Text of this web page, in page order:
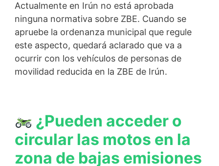
Actualmente en Irún no está aprobada
ninguna normativa sobre ZBE. Cuando se
apruebe la ordenanza municipal que regule
este aspecto, quedará aclarado que va a
ocurrir con los vehículos de personas de
movilidad reducida en la ZBE de Irún.
¿Pueden acceder o
circular las motos en la
zona de bajas emisiones